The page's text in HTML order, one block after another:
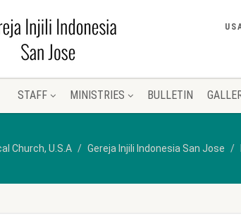
STAFF MINISTRIES BULLETIN
Church, U.S.A Gereja Injili Indonesia San Jose